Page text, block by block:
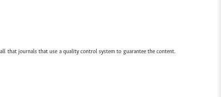
that journals that use a quality control system to guarantee the content.